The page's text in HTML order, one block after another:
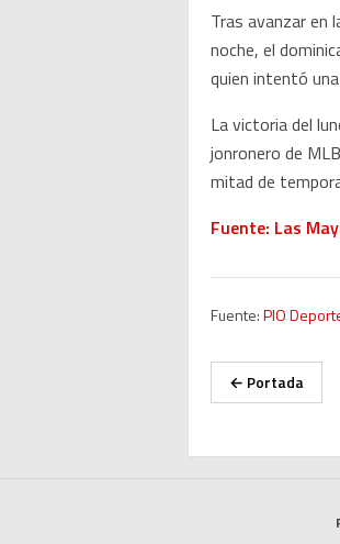
Tras avanzar en
noche, el
quien intentó
La victoria del
jonronero de
mitad de
Fuente: Las
Fuente:PIO
← Portada